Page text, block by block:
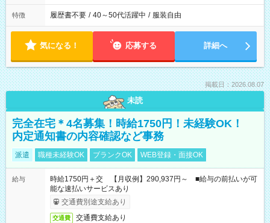
特徴 履歴書不要 / 40～50代活躍中 / 服装自由
気になる！ 応募する 詳細へ
掲載日：2026.08.07
未読
完全在宅＊4名募集！時給1750円！未経験OK！
内定通知書の内容確認など事務
派遣 職種未経験OK ブランクOK WEB登録・面接OK
給与
時給1750円＋交 【月収例】290,937円～ ■給与の前払いが可
能な速払いサービスあり
交通費別途支給あり
交通費 交通費支給あり